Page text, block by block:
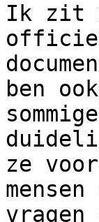
Ik zit
ben
ze
vragen